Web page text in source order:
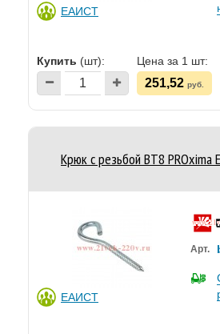
ЕАИСТ
Купить (шт): Цена за 1 шт:
251,52 руб.
Крюк с резьбой ВТ8 PROxima
ЕАИСТ
Арт.